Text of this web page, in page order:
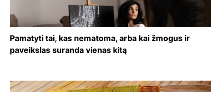
Pamatyti tai, kas nematoma, arba kai žmogus ir
paveikslas suranda vienas kitą